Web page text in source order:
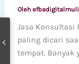
Oleh
Jasa Konsultasi
paling dicari
tempat. Banyak